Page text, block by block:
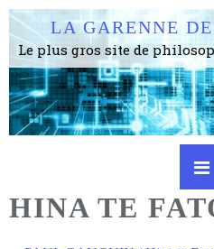
LA GARENNE
HINA TE